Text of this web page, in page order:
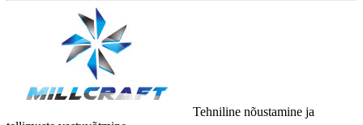
Tehniline nõustamine ja